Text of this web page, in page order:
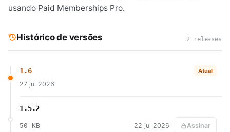
usando Paid Memberships Pro.
Histórico de versões 2 releases
1.6 Atual
27 jul 2026
1.5.2
50 KB 22 jul 2026 Assinar